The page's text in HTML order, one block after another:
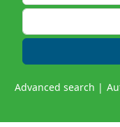
Advanced search